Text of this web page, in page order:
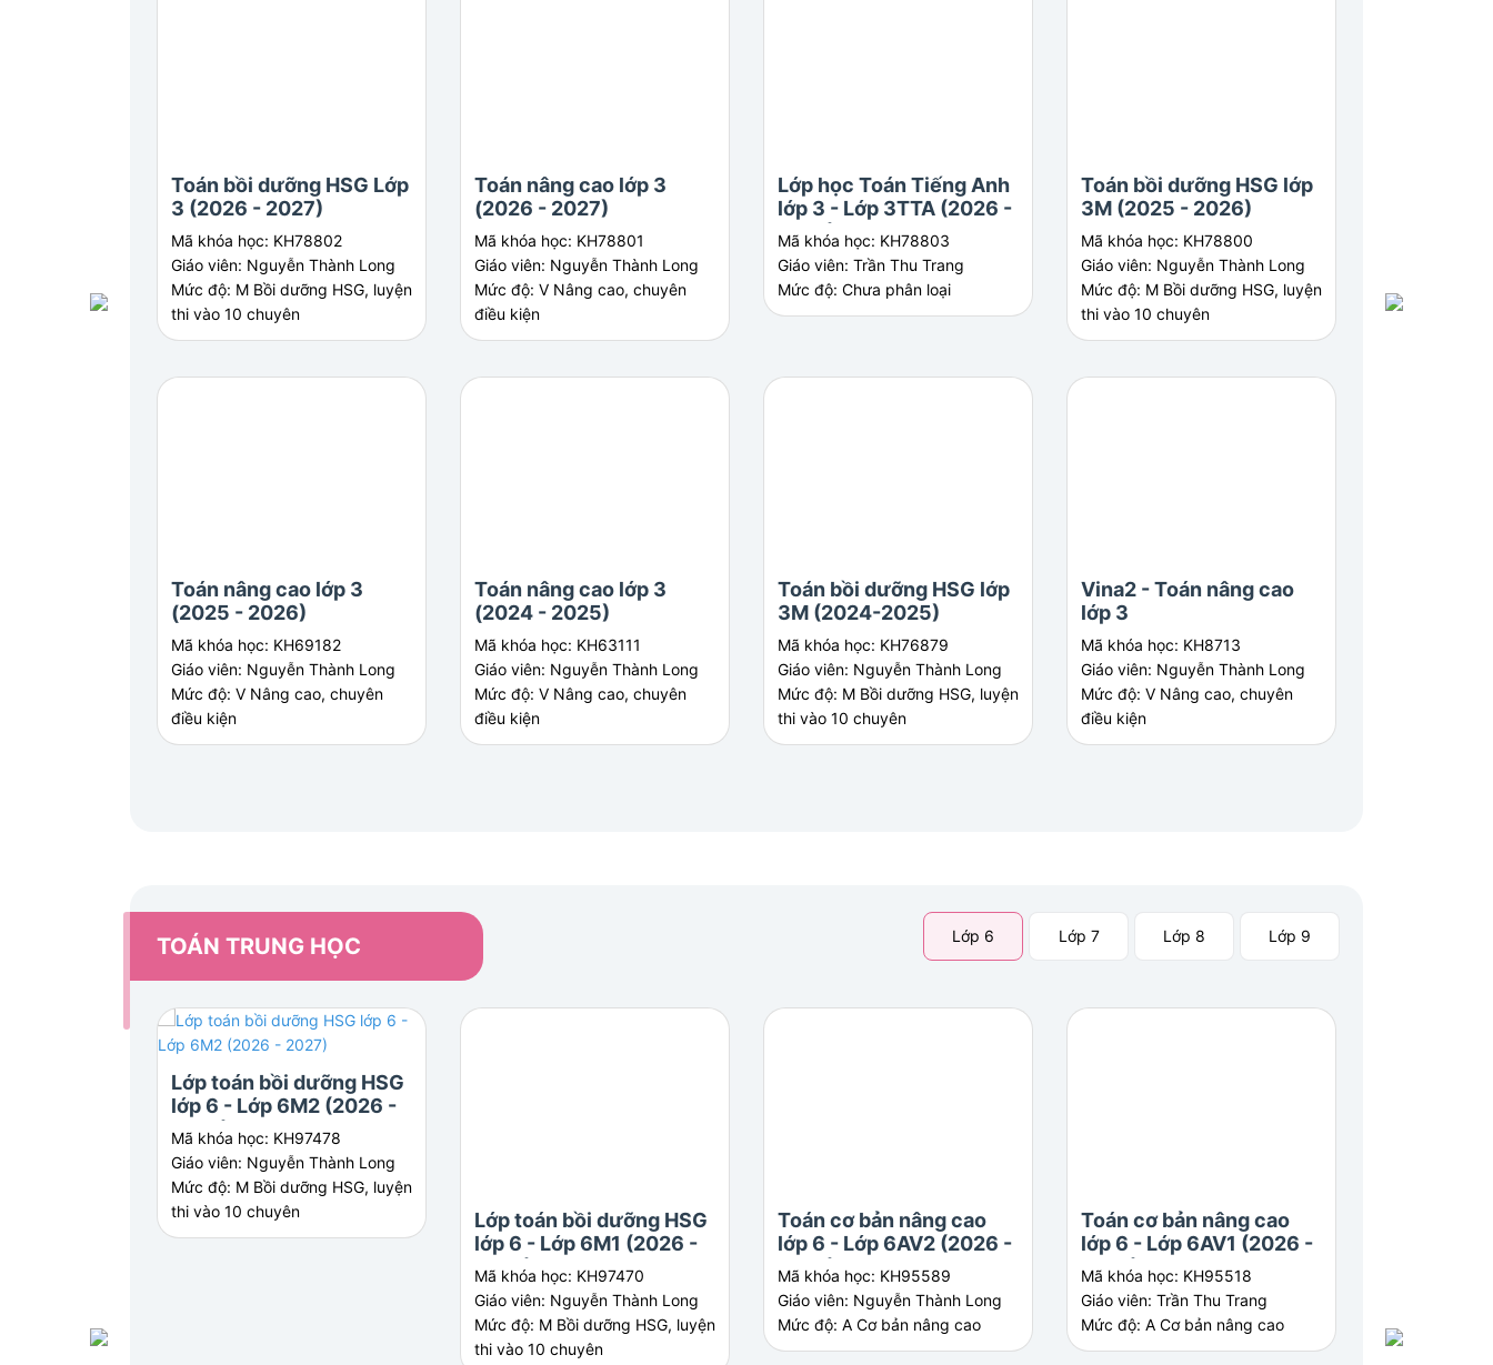
Toán bồi dưỡng HSG Lớp
3 (2026 - 2027)
Mã khóa học: KH78802
Giáo viên: Nguyễn Thành Long
Mức độ: M Bồi dưỡng HSG, luyện
thi vào 10 chuyên
Toán nâng cao lớp 3
(2026 - 2027)
Mã khóa học: KH78801
Giáo viên: Nguyễn Thành Long
Mức độ: V Nâng cao, chuyên
điều kiện
Lớp học Toán Tiếng Anh
lớp 3 - Lớp 3TTA (2026 -
2027)
Mã khóa học: KH78803
Giáo viên: Trần Thu Trang
Mức độ: Chưa phân loại
Toán bồi dưỡng HSG lớp
3M (2025 - 2026)
Mã khóa học: KH78800
Giáo viên: Nguyễn Thành Long
Mức độ: M Bồi dưỡng HSG, luyện
thi vào 10 chuyên
Toán nâng cao lớp 3
(2025 - 2026)
Mã khóa học: KH69182
Giáo viên: Nguyễn Thành Long
Mức độ: V Nâng cao, chuyên
điều kiện
Toán nâng cao lớp 3
(2024 - 2025)
Mã khóa học: KH63111
Giáo viên: Nguyễn Thành Long
Mức độ: V Nâng cao, chuyên
điều kiện
Toán bồi dưỡng HSG lớp
3M (2024-2025)
Mã khóa học: KH76879
Giáo viên: Nguyễn Thành Long
Mức độ: M Bồi dưỡng HSG, luyện
thi vào 10 chuyên
Vina2 - Toán nâng cao
lớp 3
Mã khóa học: KH8713
Giáo viên: Nguyễn Thành Long
Mức độ: V Nâng cao, chuyên
điều kiện
Mức độ: M Bồi
thi vào 10 chuyên
TOÁN TRUNG HỌC Lớp 6 Lớp 7 Lớp 8 Lớp 9
Lớp toán bồi dưỡng HSG
lớp 6 - Lớp 6M2 (2026 -
2027)
Mã khóa học: KH97478
Giáo viên: Nguyễn Thành Long
Mức độ: M Bồi dưỡng HSG, luyện
thi vào 10 chuyên
Lớp toán bồi dưỡng HSG
lớp 6 - Lớp 6M1 (2026 -
2027)
Mã khóa học: KH97470
Giáo viên: Nguyễn Thành Long
Mức độ: M Bồi dưỡng HSG, luyện
thi vào 10 chuyên
Toán cơ bản nâng cao
lớp 6 - Lớp 6AV2 (2026 -
2027)
Mã khóa học: KH95589
Giáo viên: Nguyễn Thành Long
Mức độ: A Cơ bản nâng cao
Toán cơ bản nâng cao
lớp 6 - Lớp 6AV1 (2026 -
2027)
Mã khóa học: KH95518
Giáo viên: Trần Thu Trang
Mức độ: A Cơ bản nâng cao
Mức độ: V Nâng
điều kiện